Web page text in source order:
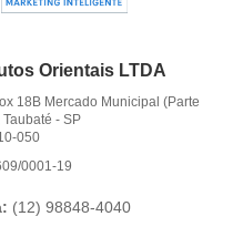
Orientais LTDA
18B Mercado Municipal (Parte
-SP
050
0001-19
(12) 98848-4040